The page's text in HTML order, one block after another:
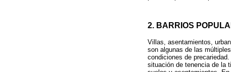
2. BARRIOS
Villas, asentamientos,
son algunas de las
condiciones de
situación de tenencia de la